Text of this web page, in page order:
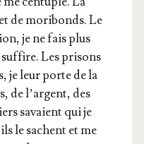
de mori­bonds. Le
je ne fais plus
suf­fire. Les pri­sons
je leur porte de la
de l’argent, des
savaient qui je
le sachent et me